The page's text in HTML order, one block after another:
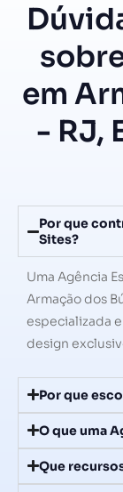
em
- RJ,
Por que
Sites?
Uma Agência
Armação dos
especializada
design
Por que
O que uma
Que